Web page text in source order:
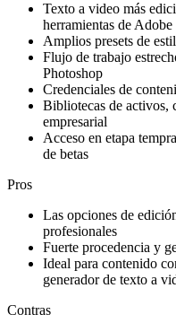
Texto a video más
herramientas de Adobe
Amplios presets de
Flujo de trabajo
Photoshop
Credenciales de
Bibliotecas de activos,
empresarial
Acceso en etapa
de betas
Pros
Las opciones de
profesionales
Fuerte procedencia y
Ideal para contenido
generador de texto a
Contras